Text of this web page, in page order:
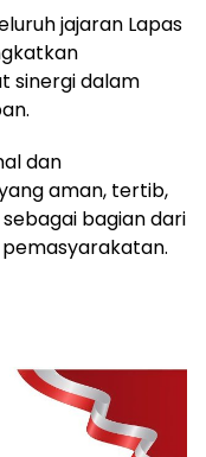
jajaran Lapas
sinergi dalam
dan
aman, tertib,
bagian dari